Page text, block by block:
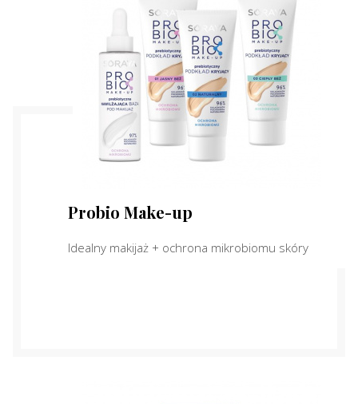
Probio Make-up
Idealny makijaż + ochrona mikrobiomu skóry